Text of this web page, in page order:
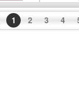
1 2 3 4